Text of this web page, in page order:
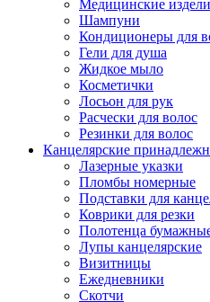
Медицинские
Шампуни
Кондиционеры для
Гели для душа
Жидкое мыло
Косметички
Лосьон для рук
Расчески для волос
Резинки для волос
Канцелярские
Лазерные указки
Пломбы номерные
Подставки для
Коврики для резки
Полотенца
Лупы канцелярские
Визитницы
Ежедневники
Скотчи